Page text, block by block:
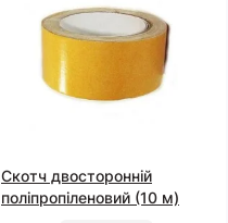
Скотч двосторонній
поліпропіленовий (10 м)